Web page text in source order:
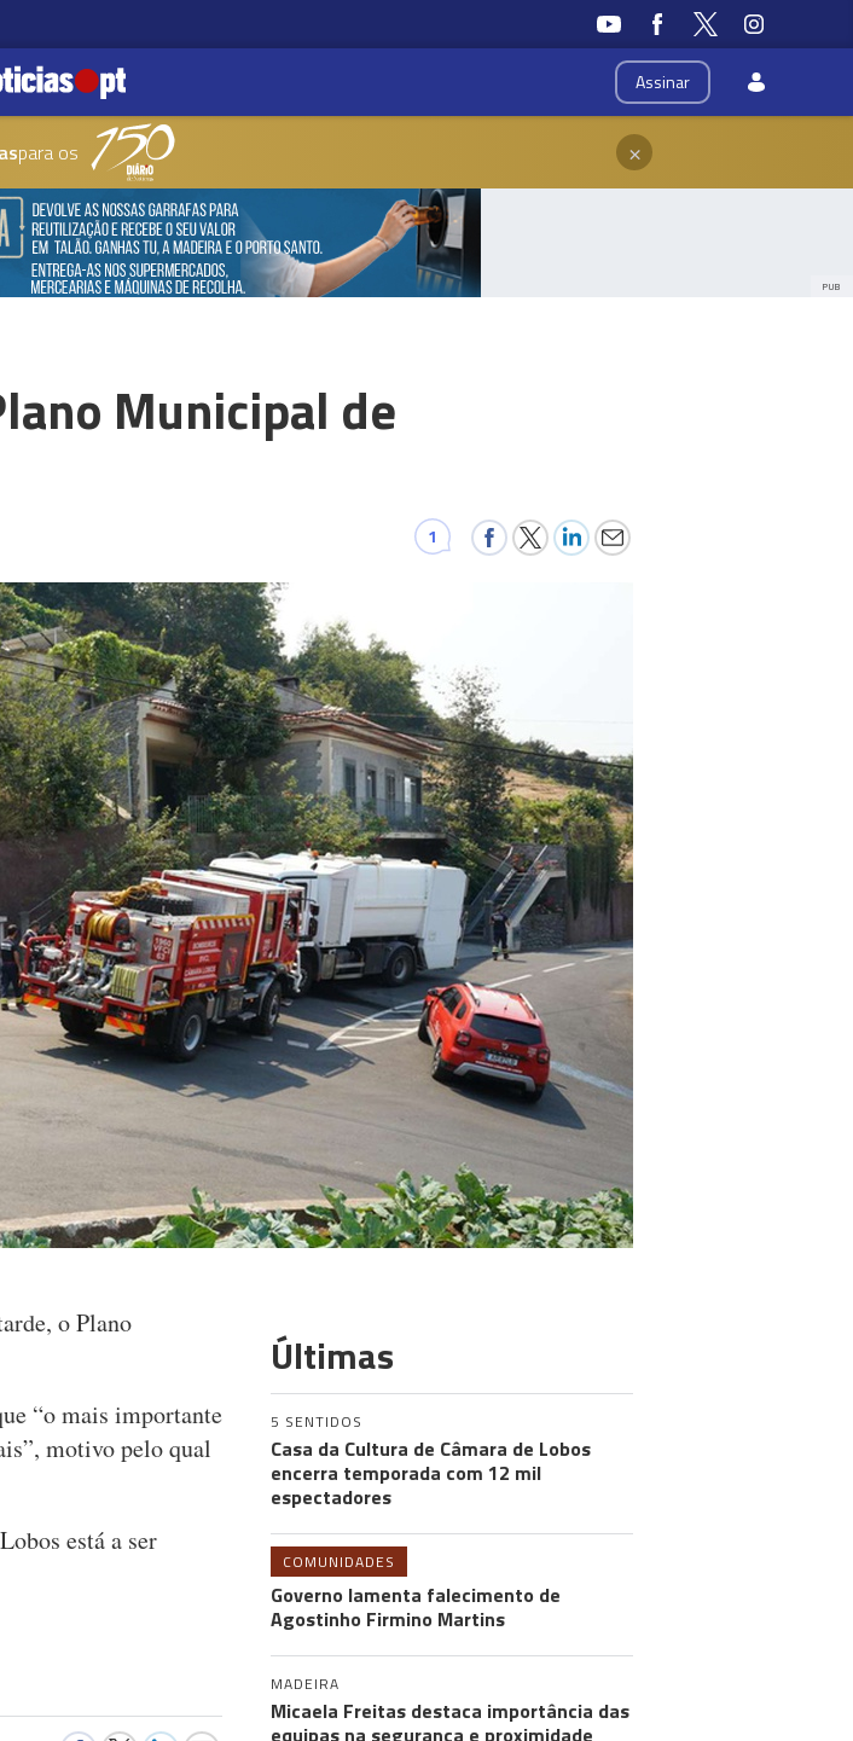
Assinar
para os ×
PUB
Municipal de
1
o Plano
“o mais importante
motivo pelo qual
está a ser
Últimas
5 SENTIDOS
Casa da Cultura de Câmara de Lobos
encerra temporada com 12 mil
espectadores
COMUNIDADES
Governo lamenta falecimento de
Agostinho Firmino Martins
MADEIRA
Micaela Freitas destaca importância das